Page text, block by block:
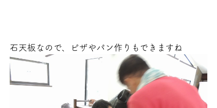
石天板なので、ピザやパン作りもできますね